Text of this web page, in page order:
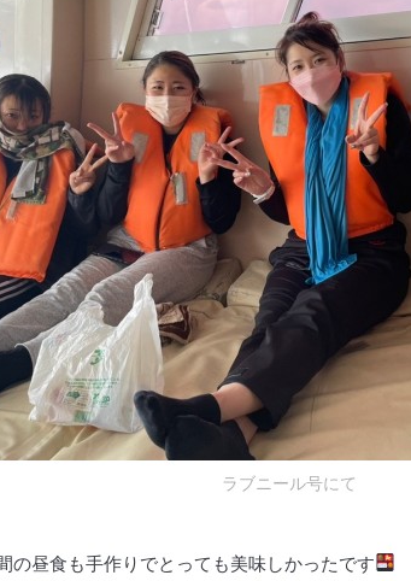
ラブニール号にて
の昼食も手作りでとっても美味しかったです